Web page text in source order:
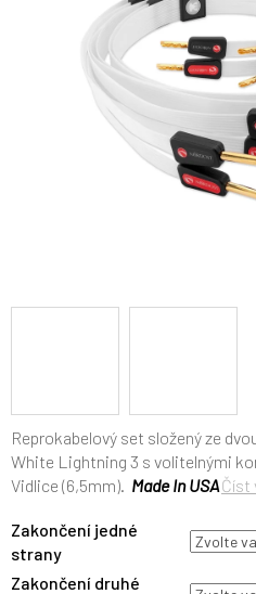
Zakončení jedné
strany
Zakončení druhé
Reprokabelový set složený ze
White Lightning 3 s volitelnými
Vidlice (6,5mm). Made In USAČíst